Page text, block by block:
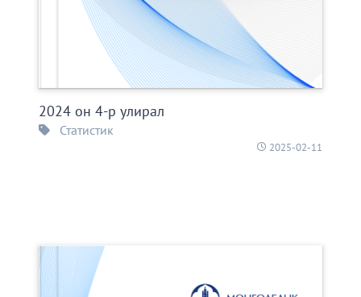
2024 он 4-р улирал
Статистик
2025-02-11